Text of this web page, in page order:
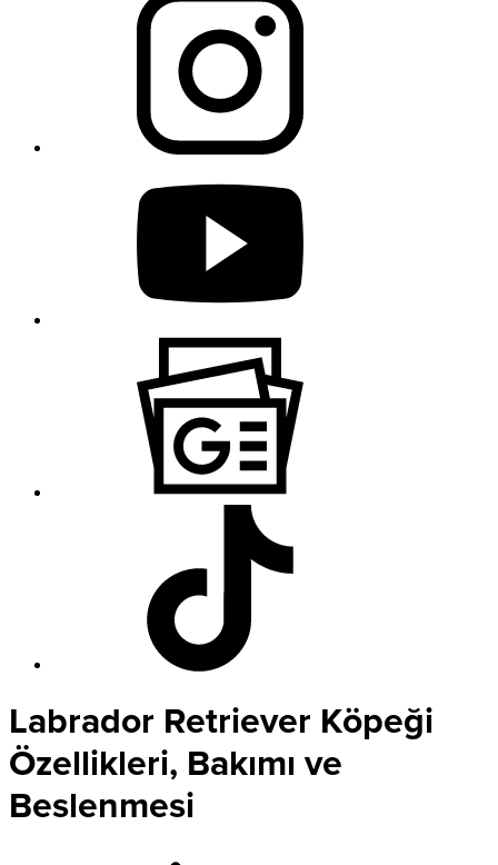
Labrador Retriever Köpeği
Özellikleri, Bakımı ve
Beslenmesi